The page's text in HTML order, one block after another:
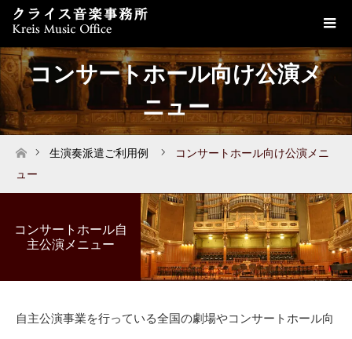
コンサートホール向け公演メ
ニュー
生演奏派遣ご利用例
コンサートホール向け公演メニ
ュー
コンサートホール自
主公演メニュー
自主公演事業を行っている全国の劇場やコンサートホール向